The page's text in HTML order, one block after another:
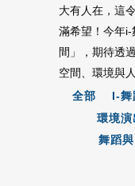
大有人在，這
滿希望！今年
間」，期待透
空間、環境與
全部
I-舞
環境演
舞蹈